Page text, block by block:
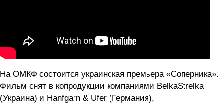
На ОМКФ состоится украинская премьера «Соперника».
Фильм снят в копродукции компаниями BelkaStrelka
(Украина) и Hanfgarn & Ufer (Германия),